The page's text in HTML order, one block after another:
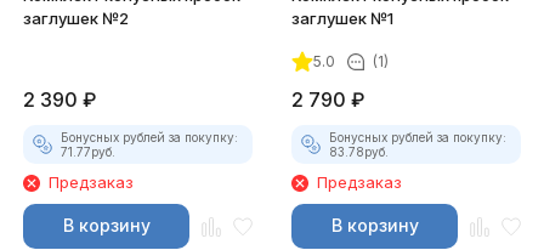
заглушек №2
2 390 ₽
Бонусных рублей за покупку:
71.77руб.
Предзаказ
В корзину
заглушек №1
5.0 (1)
2 790 ₽
Бонусных рублей за покупку:
83.78руб.
Предзаказ
В корзину